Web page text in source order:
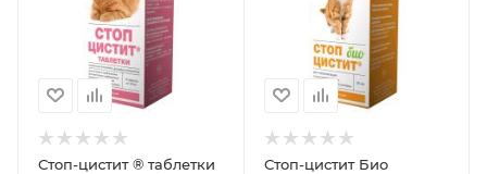
Стоп-цистит ® таблетки
Стоп-цистит Био